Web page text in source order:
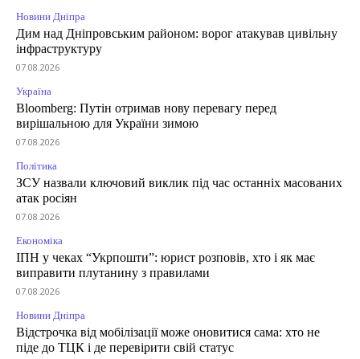
Новини Дніпра
Дим над Дніпровським районом: ворог атакував цивільну
інфраструктуру
07.08.2026
Україна
Bloomberg: Путін отримав нову перевагу перед
вирішальною для України зимою
07.08.2026
Політика
ЗСУ назвали ключовий виклик під час останніх масованих
атак росіян
07.08.2026
Економіка
ІПН у чеках “Укрпошти”: юрист розповів, хто і як має
виправити плутанину з правилами
07.08.2026
Новини Дніпра
Відстрочка від мобілізації може оновитися сама: хто не
піде до ТЦК і де перевірити свій статус